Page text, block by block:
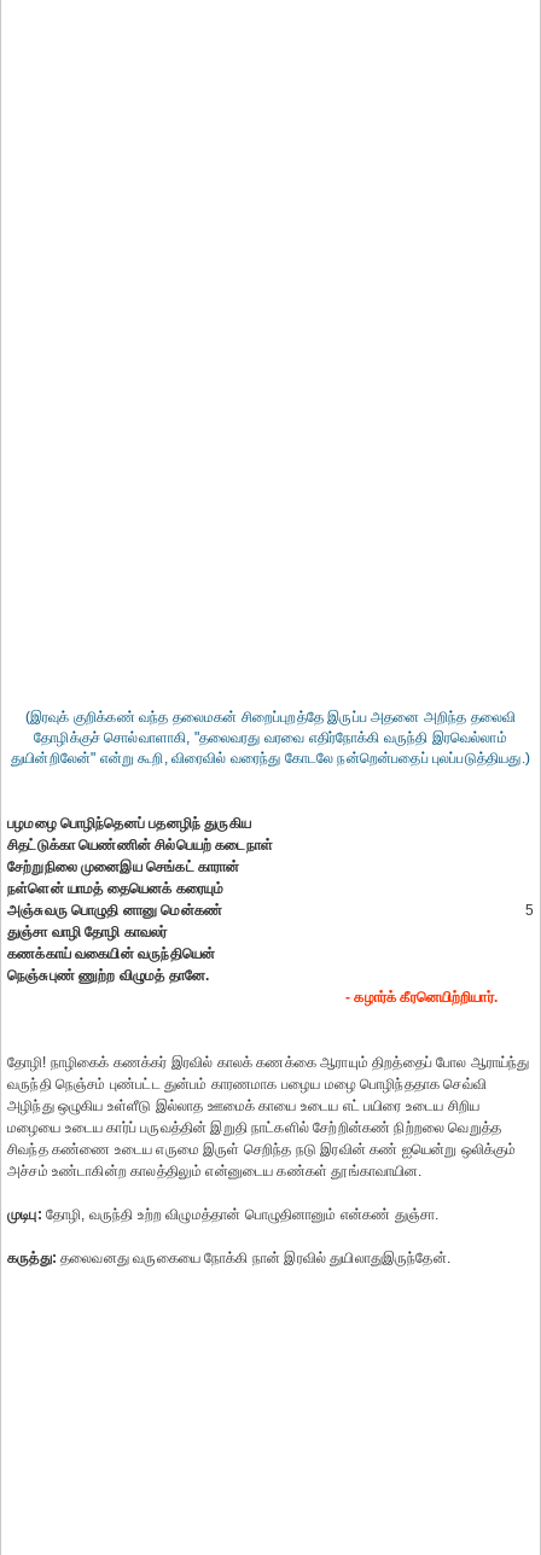
(இரவுக் குறிக்கண் வந்த தலைமகன் சிறைப்புறத்தே இருப்ப அதனை அறிந்த தலைவி
தோழிக்குச் சொல்வாளாகி, "தலைவரது வரவை எதிர்நோக்கி வருந்தி இரவெல்லாம்
துயின்றிலேன்" என்று கூறி, விரைவில் வரைந்து கோடலே நன்றென்பதைப் புலப்படுத்தியது.)
பழமழை பொழிந்தெனப் பதனழிந் துருகிய
சிதட்டுக்கா யெண்ணின் சில்பெயற் கடைநாள்
சேற்றுநிலை முனைஇய செங்கட் காரான்
நள்ளென் யாமத் தையெனக் கரையும்
அஞ்சுவரு பொழுதி னானு மென்கண்
5
துஞ்சா வாழி தோழி காவலர்
கணக்காய் வகையின் வருந்தியென்
நெஞ்சுபுண் ணுற்ற விழுமத் தானே.
- கழார்க் கீரனெயிற்றியார்.
தோழி! நாழிகைக் கணக்கர் இரவில் காலக் கணக்கை ஆராயும் திறத்தைப் போல ஆராய்ந்து
வருந்தி நெஞ்சம் புண்பட்ட துன்பம் காரணமாக பழைய மழை பொழிந்ததாக செவ்வி
அழிந்து ஒழுகிய உள்ளீடு இல்லாத ஊமைக் காயை உடைய எட் பயிரை உடைய சிறிய
மழையை உடைய கார்ப் பருவத்தின் இறுதி நாட்களில் சேற்றின்கண் நிற்றலை வெறுத்த
சிவந்த கண்ணை உடைய எருமை இருள் செறிந்த நடு இரவின் கண் ஐயென்று ஒலிக்கும்
அச்சம் உண்டாகின்ற காலத்திலும் என்னுடைய கண்கள் தூங்காவாயின.
முடிபு: தோழி, வருந்தி உற்ற விழுமத்தான் பொழுதினானும் என்கண் துஞ்சா.
கருத்து: தலைவனது வருகையை நோக்கி நான் இரவில் துயிலாதுஇருந்தேன்.